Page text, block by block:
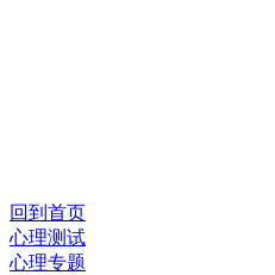
回到首页
心理测试
心理专题